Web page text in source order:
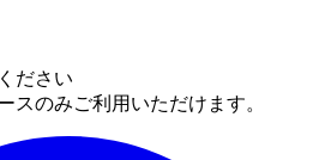
ださい
スのみご利用いただけます。